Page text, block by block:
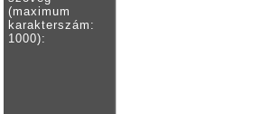
(maximum
karakterszám:
1000):